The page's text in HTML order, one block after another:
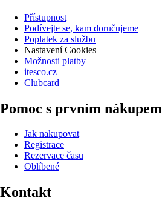
Přístupnost
Podívejte se, kam doručujeme
Poplatek za službu
Nastavení Cookies
Možnosti platby
itesco.cz
Clubcard
Pomoc s prvním nákupem
Jak nakupovat
Registrace
Rezervace času
Oblíbené
Kontakt